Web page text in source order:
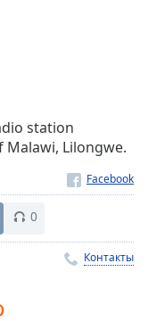
station
Lilongwe.
0
Контакты